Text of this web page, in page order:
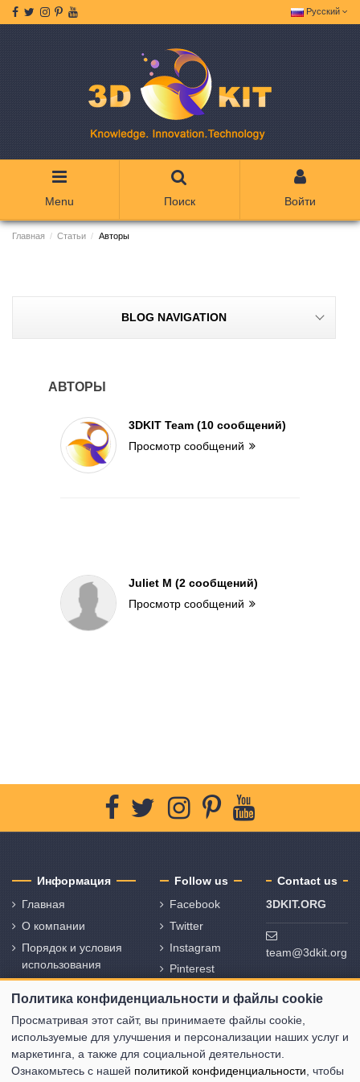
Русский
Menu Поиск Войти
Главная Статьи Авторы
BLOG NAVIGATION
АВТОРЫ
3DKIT Team (10 сообщений)
Просмотр сообщений
Juliet M (2 сообщений)
Просмотр сообщений
Информация
Главная
О компании
Порядок и условия
использования
конфиденциальности
и политика
использования
файлов cookie
Свяжитесь с нами
Follow us
Facebook
Twitter
Instagram
Pinterest
Contact us
3DKIT.ORG
team@3dkit.org
Политика конфиденциальности и файлы cookie
Просматривая этот сайт, вы принимаете файлы cookie,
используемые для улучшения и персонализации наших услуг и
маркетинга, а также для социальной деятельности.
Ознакомьтесь с нашей политикой конфиденциальности , чтобы